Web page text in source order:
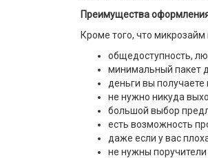
Преимущества
Кроме того, что
общедоступность,
минимальный пакет
деньги вы получаете
не нужно никуда
большой выбор
есть возможность
даже если у вас
не нужны поручители